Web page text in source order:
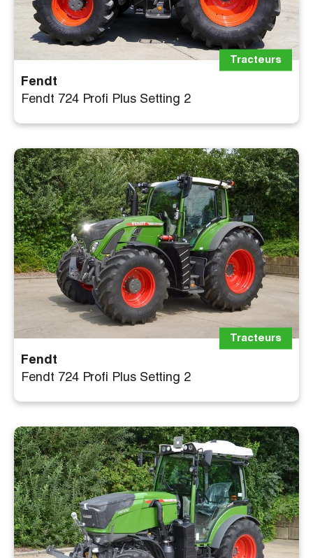
Fendt
Fendt 724 Profi Plus Setting 2
Tracteurs
Fendt
Fendt 724 Profi Plus Setting 2
Tracteurs